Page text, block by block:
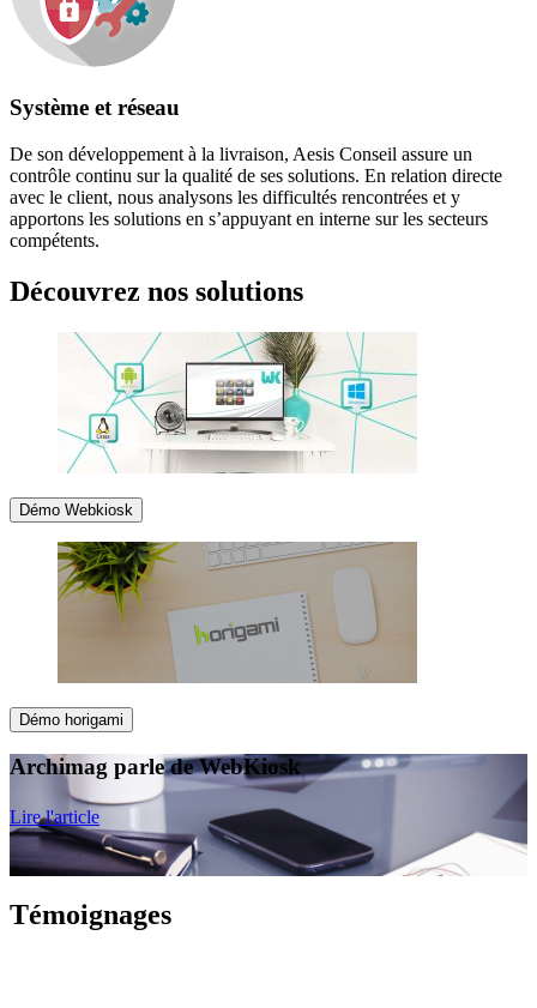
Système et réseau
De son développement à la livraison, Aesis Conseil assure un
contrôle continu sur la qualité de ses solutions. En relation directe
avec le client, nous analysons les difficultés rencontrées et y
apportons les solutions en s’appuyant en interne sur les secteurs
compétents.
Découvrez nos solutions
Démo Webkiosk
Démo horigami
Archimag parle de WebKiosk
Lire l'article
Témoignages